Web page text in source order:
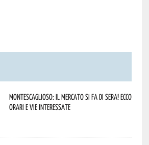
Montescaglioso: il mercato si fa di sera! Ecco
orari e vie interessate